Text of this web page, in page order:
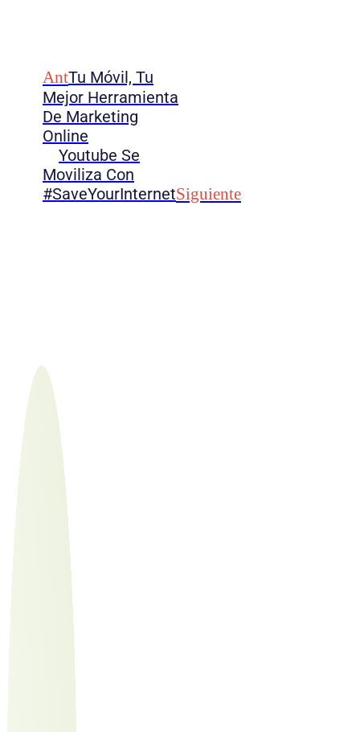
AntTu Móvil, Tu
Mejor Herramienta
De Marketing
Online
Youtube Se
Moviliza Con
#SaveYourInternetSiguiente